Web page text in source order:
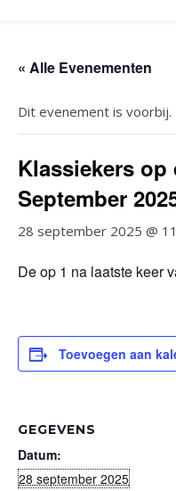
« Alle Evenementen
Dit evenement is voorbij.
Klassiekers op
September
28 september 2025 @
De op 1 na laatste keer
Toevoegen aan
GEGEVENS
Datum:
28 september 2025